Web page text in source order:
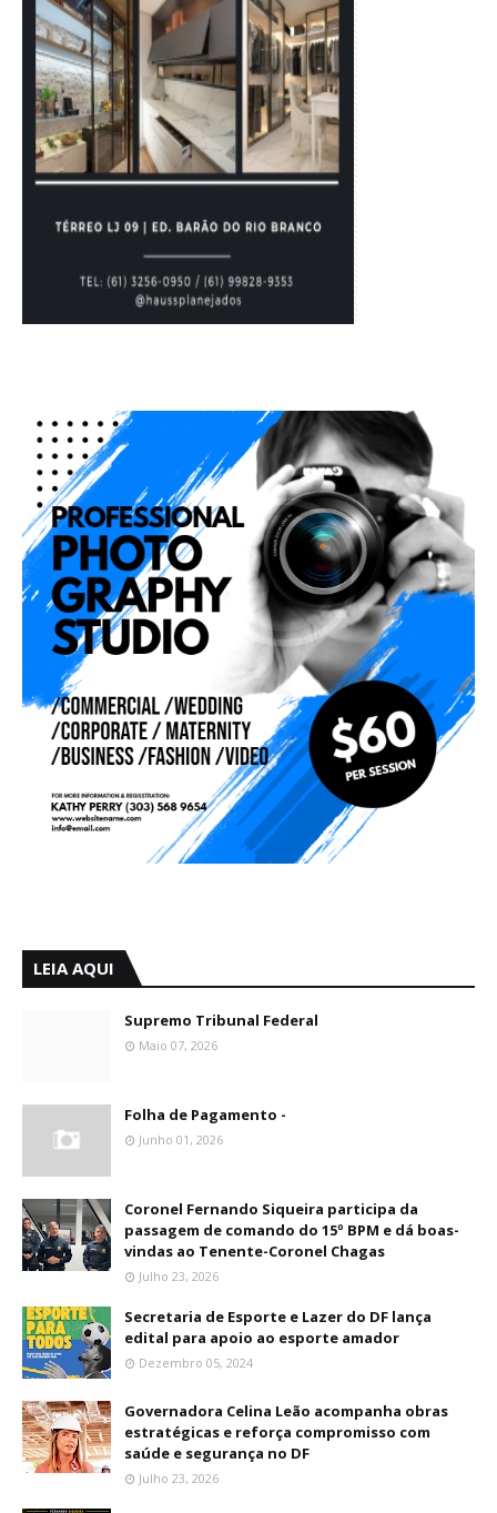
LEIA AQUI
Supremo Tribunal Federal
Maio 07, 2026
Folha de Pagamento -
Junho 01, 2026
Coronel Fernando Siqueira participa da
passagem de comando do 15º BPM e dá boas-
vindas ao Tenente-Coronel Chagas
Julho 23, 2026
Secretaria de Esporte e Lazer do DF lança
edital para apoio ao esporte amador
Dezembro 05, 2024
Governadora Celina Leão acompanha obras
estratégicas e reforça compromisso com
saúde e segurança no DF
Julho 23, 2026